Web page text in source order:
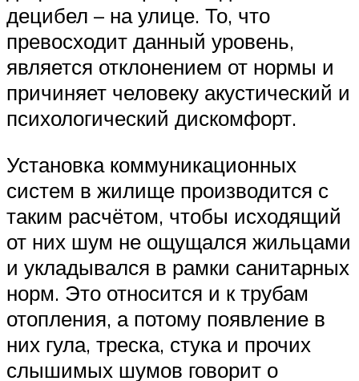
децибел – на улице. То, что
превосходит данный уровень,
является отклонением от нормы и
причиняет человеку акустический и
психологический дискомфорт.
Установка коммуникационных
систем в жилище производится с
таким расчётом, чтобы исходящий
от них шум не ощущался жильцами
и укладывался в рамки санитарных
норм. Это относится и к трубам
отопления, а потому появление в
них гула, треска, стука и прочих
слышимых шумов говорит о